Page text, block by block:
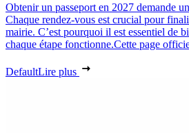
Obtenir un passeport en 2027 demande
Chaque rendez-vous est crucial pour
mairie. C’est pourquoi il est essentiel de
chaque étape fonctionne.Cette page
DefaultLire plus